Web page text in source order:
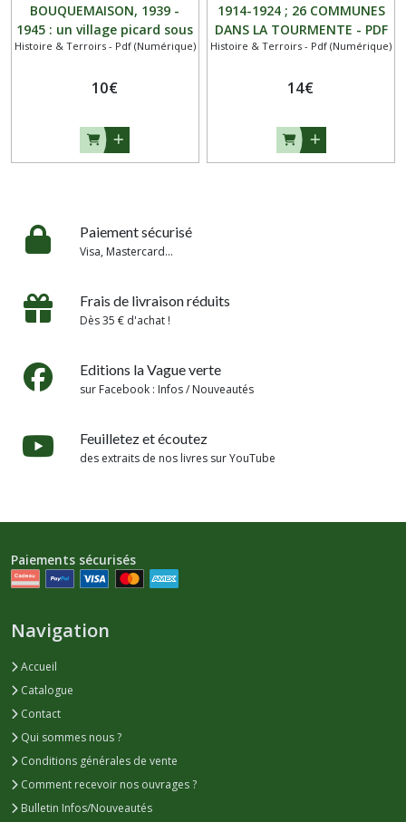
BOUQUEMAISON, 1939 -
1945 : un village picard sous
l’occupation - PDF
Histoire & Terroirs - Pdf (Numérique)
10€
1914-1924 ; 26 COMMUNES
DANS LA TOURMENTE - PDF
Histoire & Terroirs - Pdf (Numérique)
14€
Paiement sécurisé
Visa, Mastercard...
Frais de livraison réduits
Dès 35 € d'achat !
Editions la Vague verte
sur Facebook : Infos / Nouveautés
Feuilletez et écoutez
des extraits de nos livres sur YouTube
Paiements sécurisés
Navigation
Accueil
Catalogue
Contact
Qui sommes nous ?
Conditions générales de vente
Comment recevoir nos ouvrages ?
Bulletin Infos/Nouveautés